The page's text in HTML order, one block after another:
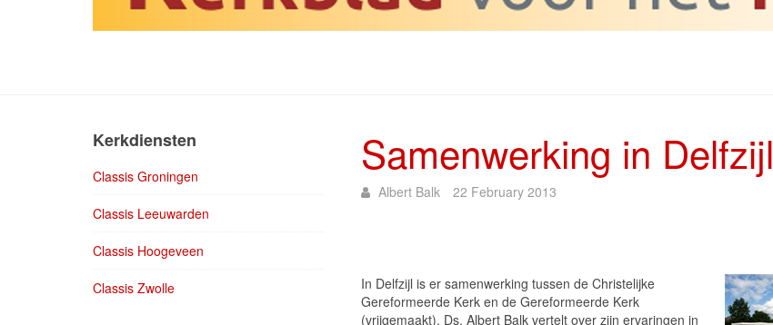
Samenwerking in Delfzijl
Albert Balk 22 February 2013
In Delfzijl is er samenwerking tussen de Christelijke
Gereformeerde Kerk en de Gereformeerde Kerk
(vrijgemaakt). Ds. Albert Balk vertelt over zijn ervaringen in
Kerkdiensten
Classis Groningen
Classis Leeuwarden
Classis Hoogeveen
Classis Zwolle